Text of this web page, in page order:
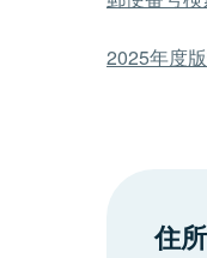
2025年度
住